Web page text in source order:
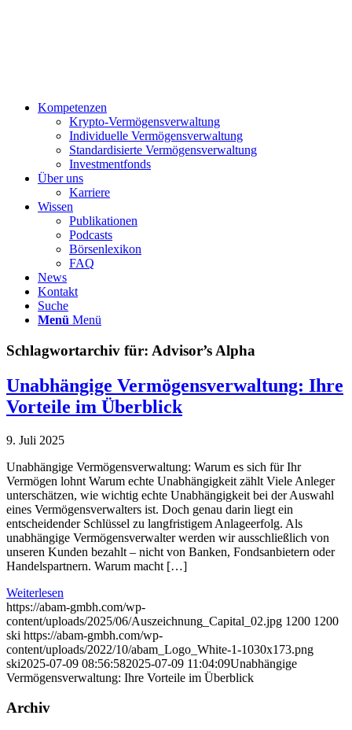
Kompetenzen
Krypto-Vermögensverwaltung
Individuelle Vermögensverwaltung
Standardisierte Vermögensverwaltung
Investmentfonds
Über uns
Karriere
Wissen
Publikationen
Podcasts
Börsenlexikon
FAQ
News
Kontakt
Suche
Menü Menü
Schlagwortarchiv für: Advisor’s Alpha
Unabhängige Vermögensverwaltung: Ihre
Vorteile im Überblick
9. Juli 2025
Unabhängige Vermögensverwaltung: Warum es sich für Ihr
Vermögen lohnt Warum echte Unabhängigkeit zählt Viele Anleger
unterschätzen, wie wichtig echte Unabhängigkeit bei der Auswahl
eines Vermögensverwalters ist. Doch genau darin liegt ein
entscheidender Schlüssel zu langfristigem Anlageerfolg. Als
unabhängige Vermögensverwalter werden wir ausschließlich von
unseren Kunden bezahlt – nicht von Banken, Fondsanbietern oder
Handelspartnern. Warum macht […]
Weiterlesen
https://abam-gmbh.com/wp-
content/uploads/2025/06/Auszeichnung_Capital_02.jpg 1200 1200
ski https://abam-gmbh.com/wp-
content/uploads/2022/10/abam_Logo_White-1-1030x173.png
ski2025-07-09 08:56:582025-07-09 11:04:09Unabhängige
Vermögensverwaltung: Ihre Vorteile im Überblick
Archiv